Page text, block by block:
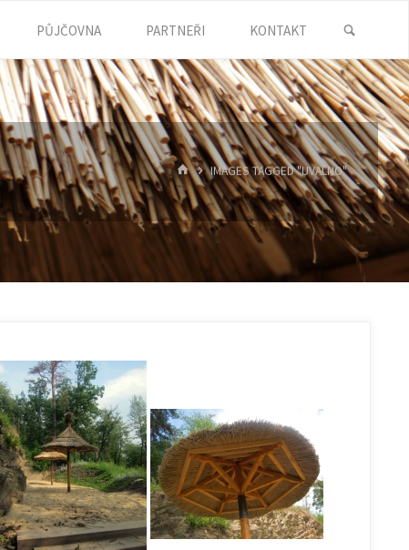
PŮJČOVNA PARTNEŘI KONTAKT
HOMEIMAGES TAGGED "UVALNO"